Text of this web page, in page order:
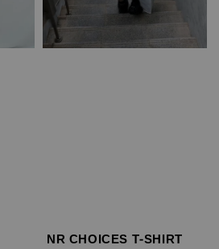
NR CHOICES T-SHIRT